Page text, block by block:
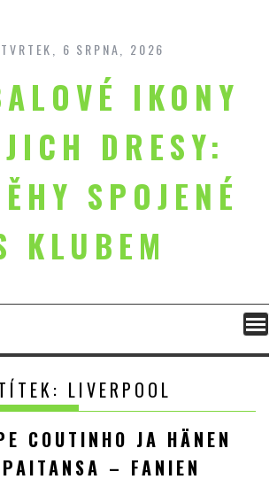
content
6 SRPNA, 2026
IKONY
DRESY:
SPOJENÉ
KLUBEM
LIVERPOOL
COUTINHO JA HÄNEN
– FANIEN